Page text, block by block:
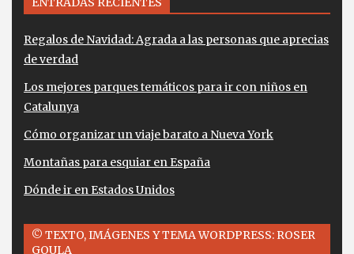
Regalos de Navidad: Agrada a las personas que aprecias
de verdad
Los mejores parques temáticos para ir con niños en
Catalunya
Cómo organizar un viaje barato a Nueva York
Montañas para esquiar en España
Dónde ir en Estados Unidos
© TEXTO, IMÁGENES Y TEMA WORDPRESS: ROSER
GOULA